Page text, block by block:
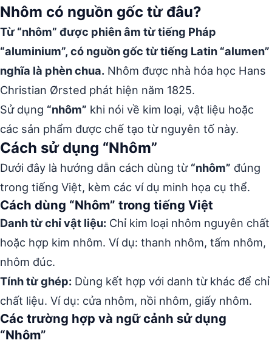
Nhôm có nguồn gốc từ đâu?
Từ “nhôm” được phiên âm từ tiếng Pháp
“aluminium”, có nguồn gốc từ tiếng Latin “alumen”
nghĩa là phèn chua. Nhôm được nhà hóa học Hans
Christian Ørsted phát hiện năm 1825.
Sử dụng “nhôm” khi nói về kim loại, vật liệu hoặc
các sản phẩm được chế tạo từ nguyên tố này.
Cách sử dụng “Nhôm”
Dưới đây là hướng dẫn cách dùng từ “nhôm” đúng
trong tiếng Việt, kèm các ví dụ minh họa cụ thể.
Cách dùng “Nhôm” trong tiếng Việt
Danh từ chỉ vật liệu: Chỉ kim loại nhôm nguyên chất
hoặc hợp kim nhôm. Ví dụ: thanh nhôm, tấm nhôm,
nhôm đúc.
Tính từ ghép: Dùng kết hợp với danh từ khác để chỉ
chất liệu. Ví dụ: cửa nhôm, nồi nhôm, giấy nhôm.
Các trường hợp và ngữ cảnh sử dụng
“Nhôm”